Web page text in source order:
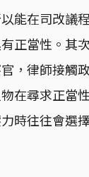
能在司改議
正當性。其
，律師接觸
在尋求正當
時往往會選